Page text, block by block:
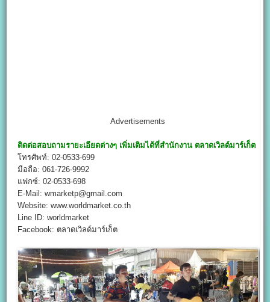
Advertisements
ติดต่อสอบถามรายะเอียดต่างๆ เพิ่มเติมได้ที่สำนักงาน ตลาดเวิลด์มาร์เก็ต
โทรศัพท์: 02-0533-699
มือถือ: 061-726-9992
แฟกซ์: 02-0533-698
E-Mail: wmarketp@gmail.com
Website: www.worldmarket.co.th
Line ID: worldmarket
Facebook: ตลาดเวิลด์มาร์เก็ต